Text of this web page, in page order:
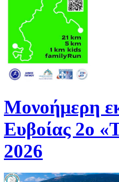
Μονοήμερη
Ευβοίας 2ο
2026